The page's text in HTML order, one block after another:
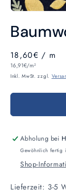
in
Modal
Normaler
Preis
18,60€ / m
Grundpreis
16,91€/m²
Inkl. MwSt. zzgl.
Abholung bei
Gewöhnlich fertig
Shop-
Lieferzeit: 3-5